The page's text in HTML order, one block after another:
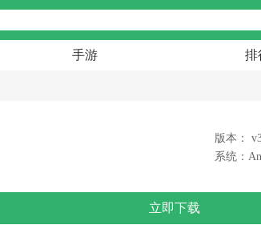
手游 排
版本：
系统：
立即下载